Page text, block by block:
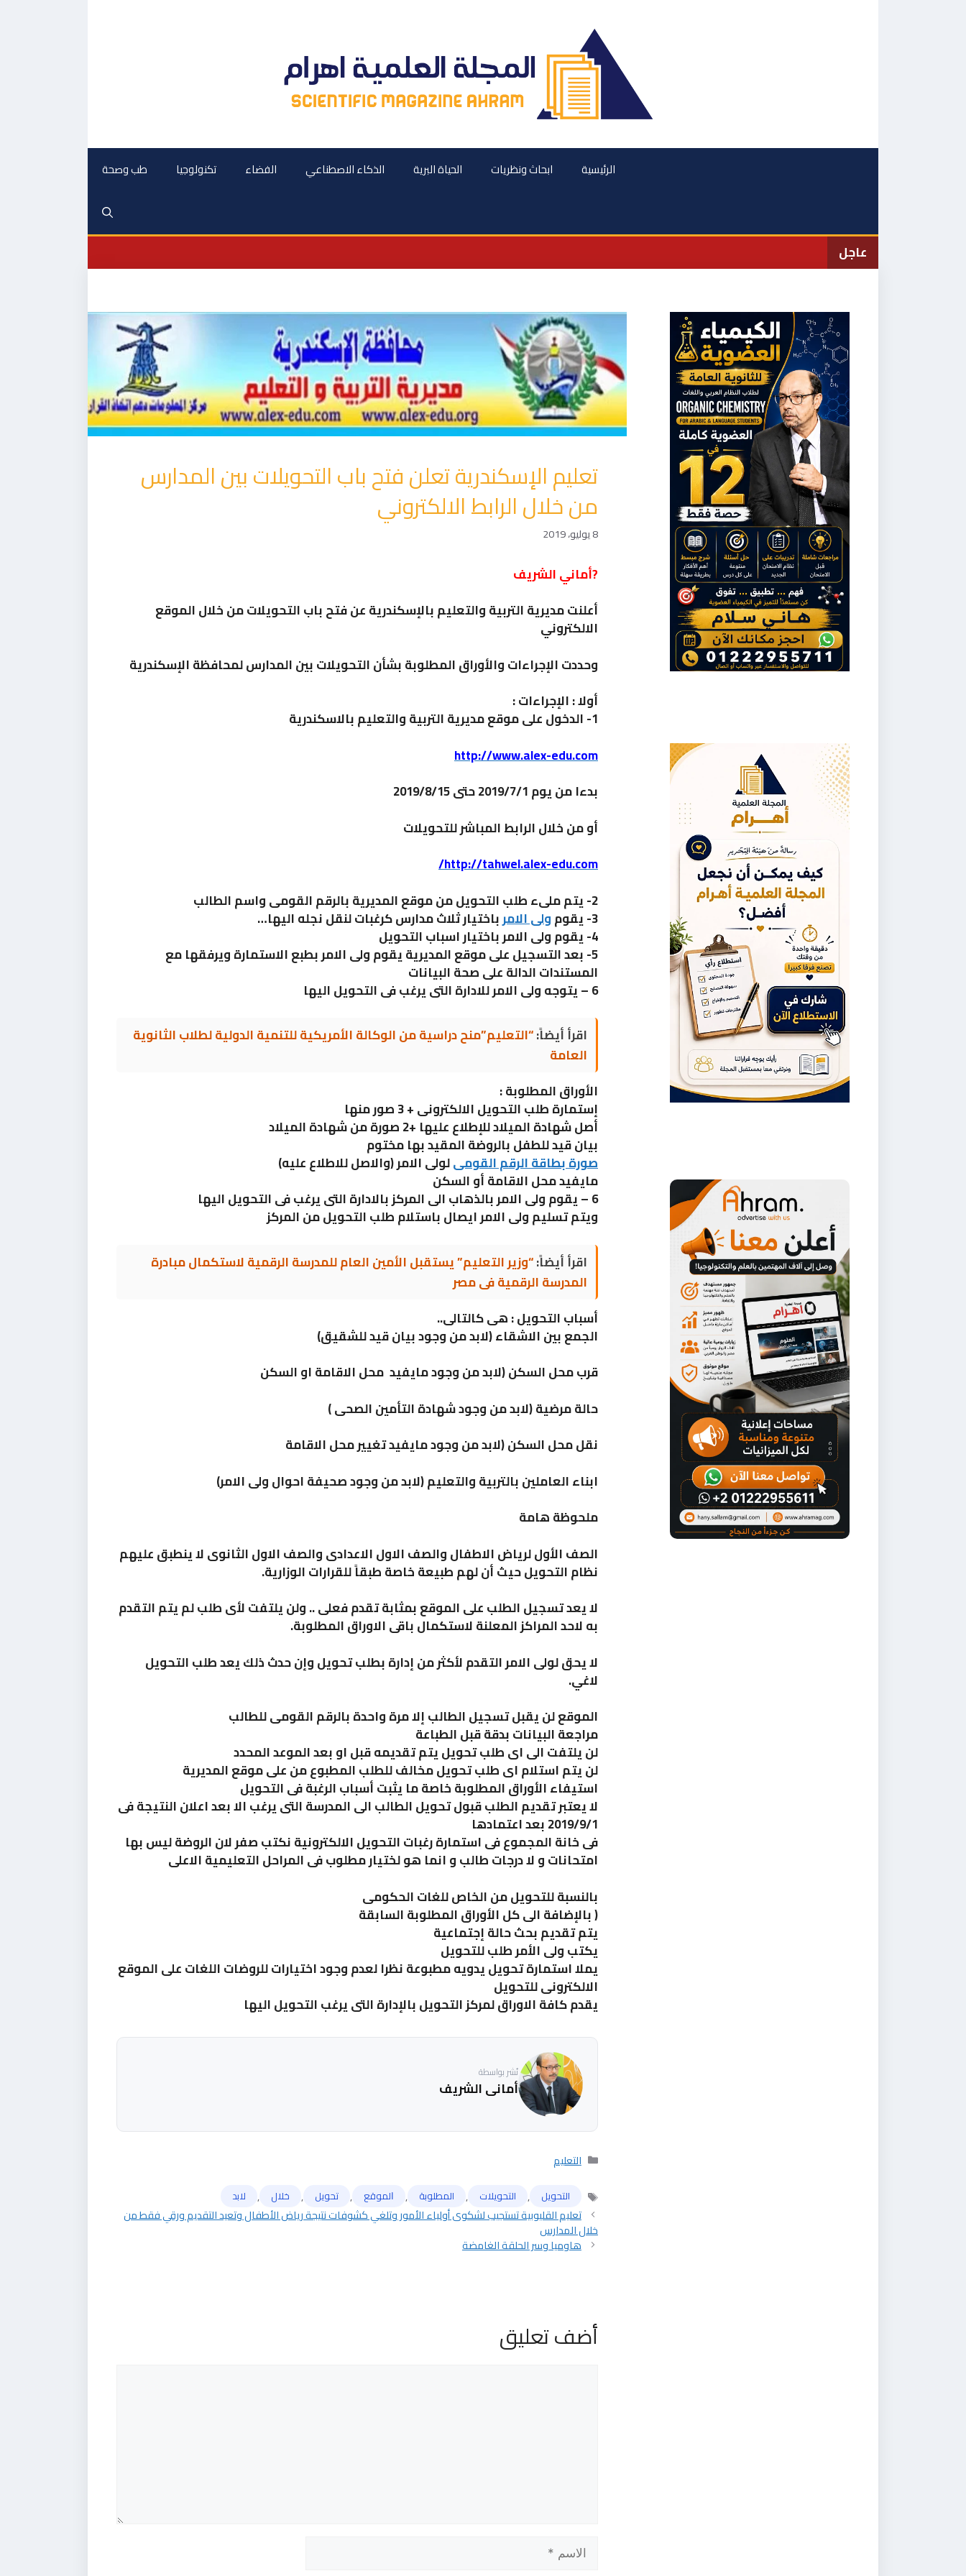
الرئيسية ابحاث ونظريات الحياة البرية الذكاء الاصطناعي الفضاء تكنولوجيا طب وصحة
عاجل
تعليم الإسكندرية تعلن فتح باب التحويلات بين المدارس
من خلال الرابط الالكتروني
8 يوليو، 2019
?️⁩أماني الشريف
أعلنت مديرية التربية والتعليم بالإسكندرية عن فتح باب التحويلات من خلال الموقع
الالكتروني
وحددت الإجراءات والأوراق المطلوبة بشأن التحويلات بين المدارس لمحافظة الإسكندرية
أولا : الإجراءات :
1- الدخول على موقع مديرية التربية والتعليم بالاسكندرية
http://www.alex-edu.com
بدءا من يوم 2019/7/1 حتى 2019/8/15
أو من خلال الرابط المباشر للتحويلات
http://tahwel.alex-edu.com/
2- يتم ملىء طلب التحويل من موقع المديرية بالرقم القومى واسم الطالب
3- يقوم ولى الامرباختيار ثلاث مدارس كرغبات لنقل نجله اليها…
4- يقوم ولى الامر باختيار اسباب التحويل
5- بعد التسجيل على موقع المديرية يقوم ولى الامر بطبع الاستمارة ويرفقها مع
المستندات الدالة على صحة البيانات
6 – يتوجه ولى الامر للادارة التى يرغب فى التحويل اليها
اقرأ أيضاً:“التعليم”منح دراسية من الوكالة الأمريكية للتنمية الدولية لطلاب الثانوية
العامة
الأوراق المطلوبة :
إستمارة طلب التحويل الالكترونى + 3 صور منها
أصل شهادة الميلاد للإطلاع عليها +2 صورة من شهادة الميلاد
بيان قيد للطفل بالروضة المقيد بها مختوم
صورة بطاقة الرقم القومىلولى الامر (والاصل للاطلاع عليه)
مايفيد محل الاقامة أو السكن
6 – يقوم ولى الامر بالذهاب الى المركز بالادارة التى يرغب فى التحويل اليها
ويتم تسليم ولى الامر ايصال باستلام طلب التحويل من المركز
اقرأ أيضاً:“وزير التعليم” يستقبل الأمين العام للمدرسة الرقمية لاستكمال مبادرة
المدرسة الرقمية فى مصر
أسباب التحويل : هى كالتالى..
الجمع بين الاشقاء (لابد من وجود بيان قيد للشقيق)
قرب محل السكن (لابد من وجود مايفيد محل الاقامة او السكن
حالة مرضية (لابد من وجود شهادة التأمين الصحى )
نقل محل السكن (لابد من وجود مايفيد تغيير محل الاقامة
ابناء العاملين بالتربية والتعليم (لابد من وجود صحيفة احوال ولى الامر)
ملحوظة هامة
الصف الأول لرياض الاطفال والصف الاول الاعدادى والصف الاول الثانوى لا ينطبق عليهم
نظام التحويل حيث أن لهم طبيعة خاصة طبقاً للقرارات الوزارية.
لا يعد تسجيل الطلب على الموقع بمثابة تقدم فعلى .. ولن يلتفت لأى طلب لم يتم التقدم
به لاحد المراكز المعلنة لاستكمال باقى الاوراق المطلوبة.
لا يحق لولى الامر التقدم لأكثر من إدارة بطلب تحويل وإن حدث ذلك يعد طلب التحويل
لاغي.
الموقع لن يقبل تسجيل الطالب إلا مرة واحدة بالرقم القومى للطالب
مراجعة البيانات بدقة قبل الطباعة
لن يلتفت الى اى طلب تحويل يتم تقديمه قبل او بعد الموعد المحدد
لن يتم استلام اى طلب تحويل مخالف للطلب المطبوع من على موقع المديرية
استيفاء الأوراق المطلوبة خاصة ما يثبت أسباب الرغبة فى التحويل
لا يعتبر تقديم الطلب قبول تحويل الطالب الى المدرسة التى يرغب الا بعد اعلان النتيجة فى
2019/9/1 بعد اعتمادها
فى خانة المجموع فى استمارة رغبات التحويل الالكترونية نكتب صفر لان الروضة ليس بها
امتحانات و لا درجات طالب و انما هو لختيار مطلوب فى المراحل التعليمية الاعلى
بالنسبة للتحويل من الخاص للغات الحكومى
( بالإضافة الى كل الأوراق المطلوبة السابقة
يتم تقديم بحث حالة إجتماعية
يكتب ولى الأمر طلب للتحويل
يملا استمارة تحويل يدويه مطبوعة نظرا لعدم وجود اختيارات للروضات اللغات على الموقع
الالكترونى للتحويل
يقدم كافة الاوراق لمركز التحويل بالإدارة التى يرغب التحويل اليها
نُشر بواسطة
أمانى الشريف
التصنيفات
التعليم
الوسومالتحويل , التحويلات , المطلوبة , ﺍﻟﻤﻮﻗﻊ , تحويل , خلال , لابد
تعليم القليوبية تستجيب لشكوى أولياء الأمور وتلغي كشوفات نتيجة رياض الأطفال وتعيد التقديم ورقي فقط من
خلال المدارس
هاوميا وسر الحلقة الغامضة
أضف تعليق
الاسم